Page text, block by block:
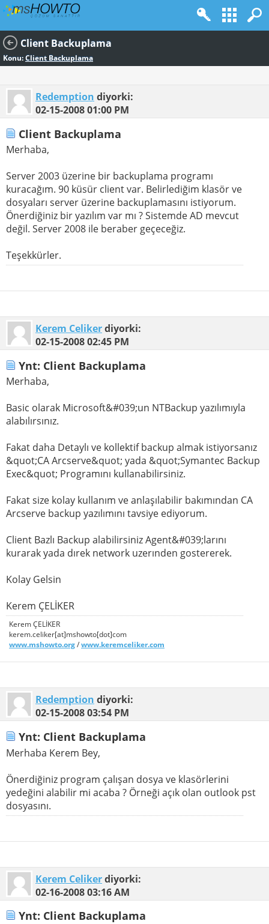
Client Backuplama
Konu:Client Backuplama
Redemption diyorki:
02-15-200801:00 PM
Client Backuplama
Merhaba,
Server 2003 üzerine bir backuplama programı
kuracağım. 90 küsür client var. Belirlediğim klasör ve
dosyaları server üzerine backuplamasını istiyorum.
Önerdiğiniz bir yazılım var mı ? Sistemde AD mevcut
değil. Server 2008 ile beraber geçeceğiz.
Teşekkürler.
Kerem Celikerdiyorki:
02-15-200802:45 PM
Ynt: Client Backuplama
Merhaba,
Basic olarak Microsoft&#039;un NTBackup yazılımıyla
alabılırsınız.
Fakat daha Detaylı ve kollektif backup almak istiyorsanız
&quot;CA Arcserve&quot; yada &quot;Symantec Backup
Exec&quot; Programını kullanabilirsiniz.
Fakat size kolay kullanım ve anlaşılabilir bakımından CA
Arcserve backup yazılımını tavsiye ediyorum.
Client Bazlı Backup alabilirsiniz Agent&#039;larını
kurarak yada dırek network uzerınden gostererek.
Kolay Gelsin
Kerem ÇELİKER
Kerem ÇELİKER
kerem.celiker[at]mshowto[dot]com
www.mshowto.org/www.keremceliker.com
Redemption diyorki:
02-15-200803:54 PM
Ynt: Client Backuplama
Merhaba Kerem Bey,
Önerdiğiniz program çalışan dosya ve klasörlerini
yedeğini alabilir mi acaba ? Örneği açık olan outlook pst
dosyasını.
Kerem Celikerdiyorki:
02-16-200803:16 AM
Ynt: Client Backuplama